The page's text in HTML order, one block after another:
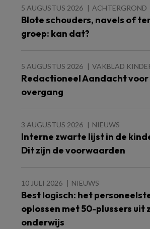
5 AUGUSTUS 2026 ACHTERGROND
Blote schouders, navels of
groep: kan dat?
5 AUGUSTUS 2026 VAKBLAD
Redactioneel Aandacht voor
overgang
3 AUGUSTUS 2026 NIEUWS
Interne zwarte lijst in de
Dit zijn de voorwaarden
10 JULI 2026 NIEUWS
Best logisch: het
oplossen met 50-plussers uit
onderwijs